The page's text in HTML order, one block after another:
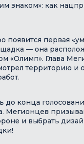
знаком»: как
появится первая
— она
«Олимп». Глава
территорию и
до конца
Мегионцев
и выбрать